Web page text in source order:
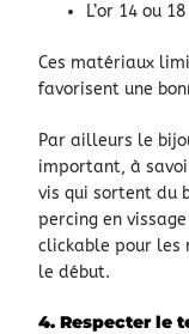
L’or 14 ou
Ces matériaux
favorisent une
Par ailleurs le
important, à
vis qui sortent du
percing en
clickable pour les
le début.
4. Respecter le